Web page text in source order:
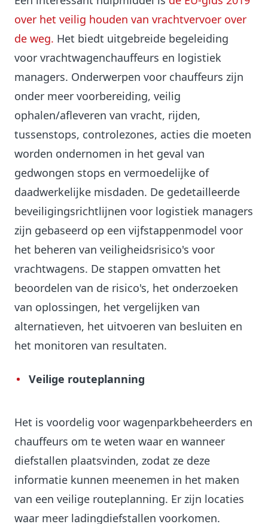
over het veilig houden van vrachtvervoer over
de weg. Het biedt uitgebreide begeleiding
voor vrachtwagenchauffeurs en logistiek
managers. Onderwerpen voor chauffeurs zijn
onder meer voorbereiding, veilig
ophalen/afleveren van vracht, rijden,
tussenstops, controlezones, acties die moeten
worden ondernomen in het geval van
gedwongen stops en vermoedelijke of
daadwerkelijke misdaden. De gedetailleerde
beveiligingsrichtlijnen voor logistiek managers
zijn gebaseerd op een vijfstappenmodel voor
het beheren van veiligheidsrisico's voor
vrachtwagens. De stappen omvatten het
beoordelen van de risico's, het onderzoeken
van oplossingen, het vergelijken van
alternatieven, het uitvoeren van besluiten en
het monitoren van resultaten.
Veilige routeplanning
Het is voordelig voor wagenparkbeheerders en
chauffeurs om te weten waar en wanneer
diefstallen plaatsvinden, zodat ze deze
informatie kunnen meenemen in het maken
van een veilige routeplanning. Er zijn locaties
waar meer ladingdiefstallen voorkomen.